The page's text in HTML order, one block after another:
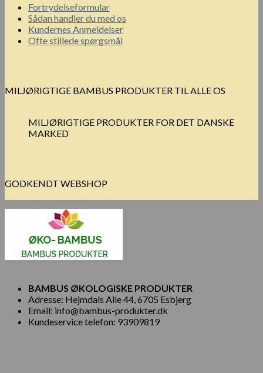
Fortrydelseformular
Sådan handler du med os
Kundernes Anmeldelser
Ofte stillede spørgsmål
MILJØRIGTIGE BAMBUS PRODUKTER TIL ALLE OS
MILJØRIGTIGE PRODUKTER FOR DET DANSKE
MARKED
GODKENDT WEBSHOP
BAMBUS ØKOLOGISKE PRODUKTER
Adresse: Hejmdals Alle 44, 6705 Esbjerg
Email: info@bambus-produkter.dk
Kundeservice telefon: 93909819